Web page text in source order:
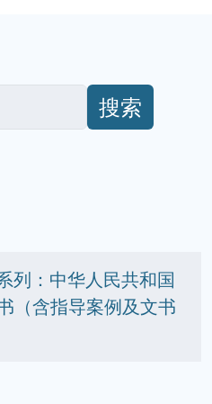
搜索
列：中华人民共和国
（含指导案例及文书